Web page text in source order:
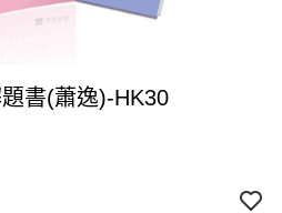
書(蕭逸)-HK30